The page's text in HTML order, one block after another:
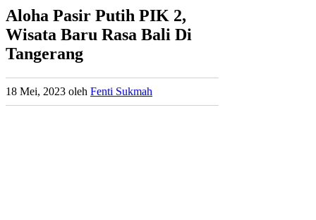
Aloha Pasir Putih PIK 2,
Wisata Baru Rasa Bali Di
Tangerang
18 Mei, 2023 oleh Fenti Sukmah